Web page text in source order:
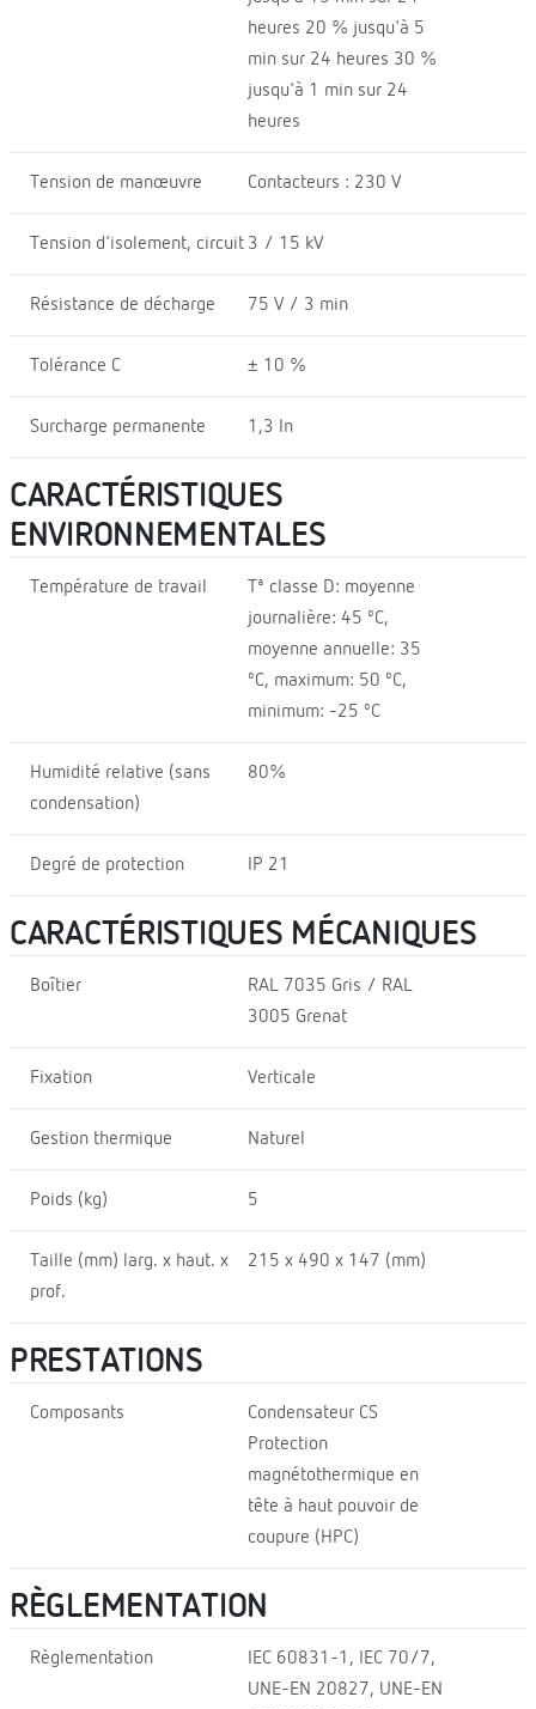
heures 20 % jusqu'à 5
min sur 24 heures 30 %
jusqu'à 1 min sur 24
heures
Tension de manœuvre Contacteurs : 230 V
Tension d'isolement, circuit 3 / 15 kV
Résistance de décharge 75 V / 3 min
Tolérance C ± 10 %
Surcharge permanente 1,3 In
CARACTÉRISTIQUES
ENVIRONNEMENTALES
Température de travail
Tª classe D: moyenne
journalière: 45 ºC,
moyenne annuelle: 35
ºC, maximum: 50 ºC,
minimum: -25 ºC
Humidité relative (sans
condensation)
80%
Degré de protection IP 21
CARACTÉRISTIQUES MÉCANIQUES
Boîtier
RAL 7035 Gris / RAL
3005 Grenat
Fixation Verticale
Gestion thermique Naturel
Poids (kg) 5
Taille (mm) larg. x haut. x
prof.
215 x 490 x 147 (mm)
PRESTATIONS
Composants
Condensateur CS
Protection
magnétothermique en
tête à haut pouvoir de
coupure (HPC)
RÈGLEMENTATION
Règlementation
IEC 60831-1, IEC 70/7,
UNE-EN 20827, UNE-EN